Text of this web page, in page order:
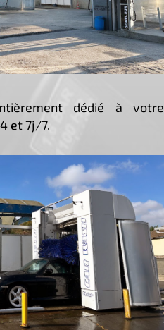
dédié à votre
et 7j/7.